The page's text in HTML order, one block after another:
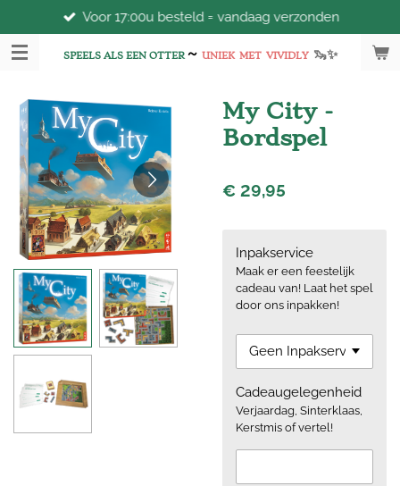
direct
naar
hoofdinhoud
SPEELS ALS EEN OTTER~ UNIEK MET VIVIDLY 🦦✨
Voor 17:00u besteld = vandaag verzonden
My City -
Bordspel
€ 29,95
Inpakservice
Maak er een feestelijk
cadeau van! Laat het spel
door ons inpakken!
Cadeaugelegenheid
Verjaardag, Sinterklaas,
Kerstmis of vertel!